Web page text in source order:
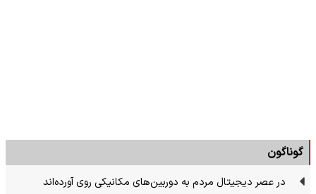
گوناگون
در عصر دیجیتال مردم به دوربین‌های مکانیکی روی آورده‌اند